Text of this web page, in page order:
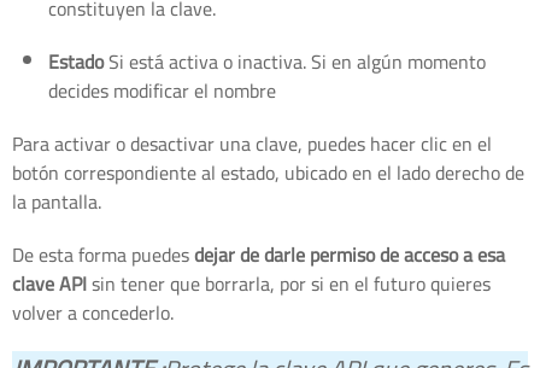
constituyen la clave.
EstadoSi está activa o inactiva. Si en algún momento
decides modificar el nombre
Para activar o desactivar una clave, puedes hacer clic en el
botón correspondiente al estado, ubicado en el lado derecho de
la pantalla.
De esta forma puedesdejar de darle permiso de acceso a esa
clave APIsin tener que borrarla, por si en el futuro quieres
volver a concederlo.